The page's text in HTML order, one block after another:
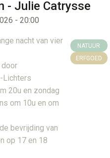
- Julie Catrysse
- 20:00
nacht van vier
door
Lichters
20u en zondag
om 10u en om
bevrijding van
op 17 en 18
NATUUR
ERFGOED